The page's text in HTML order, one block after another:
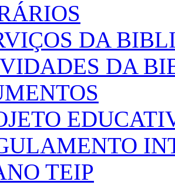
DA
DA
TEIP